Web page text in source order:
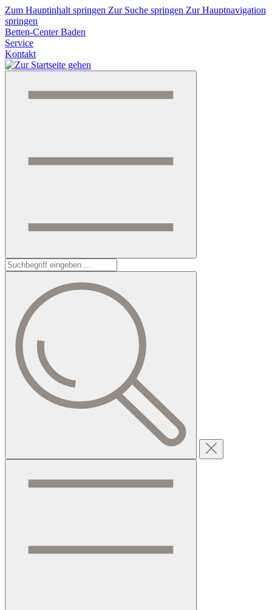
Zum Hauptinhalt springen Zur Suche springen Zur Hauptnavigation
springen
Betten-Center Baden
Service
Kontakt